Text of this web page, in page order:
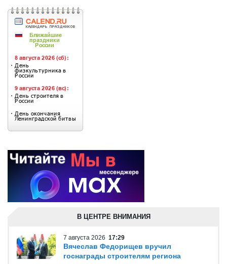
В ЦЕНТРЕ ВНИМАНИЯ
7 августа 2026 17:29
Вячеслав Федорищев вручил
госнаграды строителям региона